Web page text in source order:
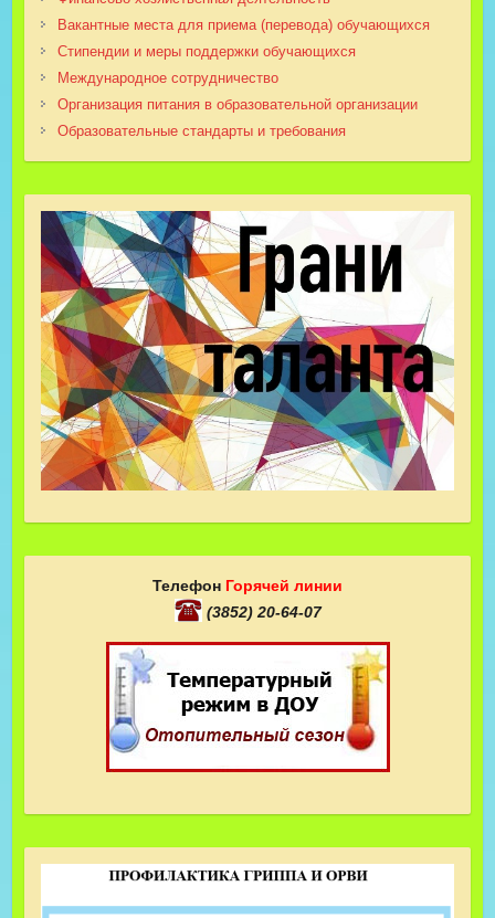
Вакантные места для приема (перевода) обучающихся
Стипендии и меры поддержки обучающихся
Международное сотрудничество
Организация питания в образовательной организации
Образовательные стандарты и требования
Телефон Горячей линии
(3852) 20-64-07